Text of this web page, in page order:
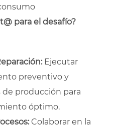
para el desafío?
Ejecutar
preventivo y
producción para
óptimo.
Colaborar en la